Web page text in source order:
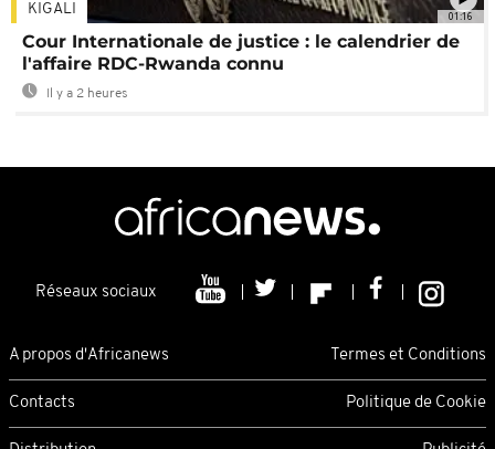
01:16
KIGALI
Cour Internationale de justice : le calendrier de
l'affaire RDC-Rwanda connu
Il y a 2 heures
Réseaux sociaux
A propos d'Africanews Termes et Conditions
Contacts Politique de Cookie